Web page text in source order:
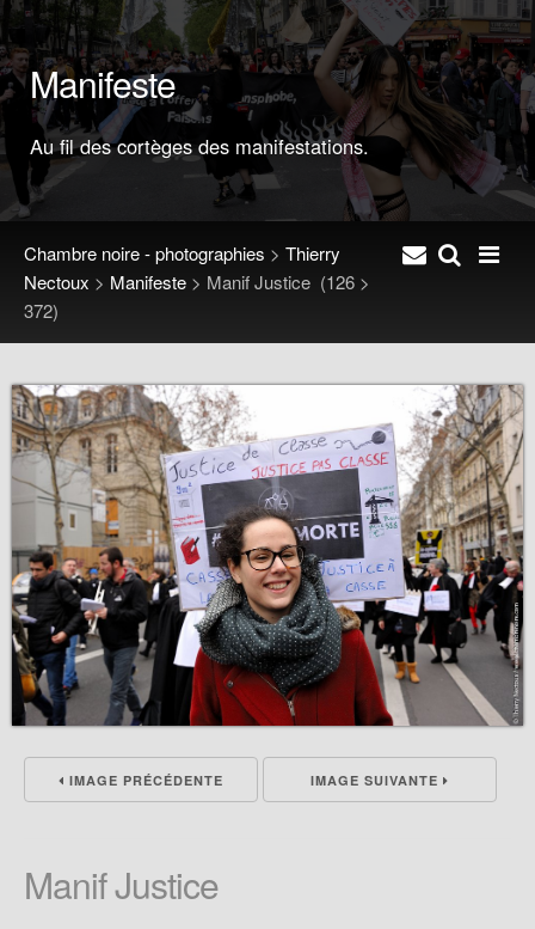
Manifeste
Au fil des cortèges des manifestations.
Chambre noire - photographies > Thierry
Nectoux > Manifeste > Manif Justice (126 >
372)
IMAGE PRÉCÉDENTE IMAGE SUIVANTE
Manif Justice